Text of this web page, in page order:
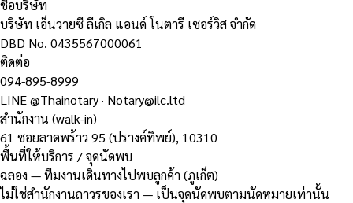
ชื่อบริษัท
บริษัท เอ็นวายซี ลีเกิล แอนด์ โนตารี เซอร์วิส จำกัด
DBD No. 0435567000061
ติดต่อ
094-895-8999
LINE@Thainotary· Notary@ilc.ltd
สำนักงาน (walk-in)
61 ซอยลาดพร้าว 95 (ปรางค์ทิพย์), 10310
พื้นที่ให้บริการ / จุดนัดพบ
ฉลอง — ทีมงานเดินทางไปพบลูกค้า (ภูเก็ต)
ไม่ใช่สำนักงานถาวรของเรา — เป็นจุดนัดพบตามนัดหมายเท่านั้น